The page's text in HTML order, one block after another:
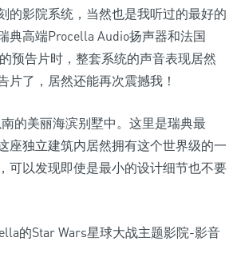
的影院系统，当然也是我听过的最好的
典高端Procella Audio扬声器和法国
预告片时，整套系统的声音表现居然
了，居然还能再次震撼我！
的美丽海滨别墅中。这里是瑞典最
座独立建筑内居然拥有这个世界级的一
可以发现即使是最小的设计细节也不要